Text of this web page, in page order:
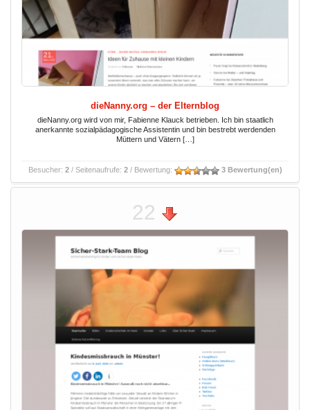
dieNanny.org – der Elternblog
dieNanny.org wird von mir, Fabienne Klauck betrieben. Ich bin staatlich
anerkannte sozialpädagogische Assistentin und bin bestrebt werdenden
Müttern und Vätern […]
Besucher: 2/ Seitenaufrufe: 2/ Bewertung: 3 Bewertung(en)
22